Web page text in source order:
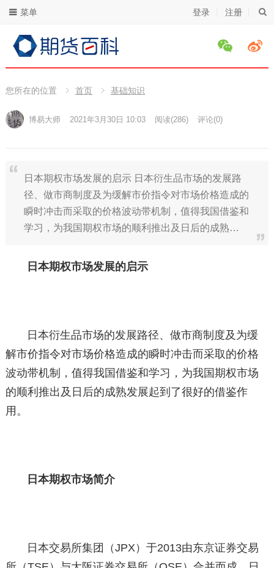
登录 注册
菜单
您所在的位置 首页 基础知识
博易大师 2021年3月30日 10:03 阅读(286) 评论(0)
日本期权市场发展的启示 日本衍生品市场的发展路
径、做市商制度及为缓解市价指令对市场价格造成的
瞬时冲击而采取的价格波动带机制，值得我国借鉴和
学习，为我国期权市场的顺利推出及日后的成熟…
日本期权市场发展的启示
日本衍生品市场的发展路径、做市商制度及为缓
解市价指令对市场价格造成的瞬时冲击而采取的价格
波动带机制，值得我国借鉴和学习，为我国期权市场
的顺利推出及日后的成熟发展起到了很好的借鉴作
用。
日本期权市场简介
日本交易所集团（JPX）于2013由东京证券交易